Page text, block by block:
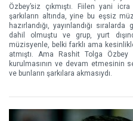
Özbey’siz çıkmıştı. Fiilen yani
şarkıların altında, yine bu eşsiz
hazırlandığı, yayınlandığı
dahil olmuştu ve grup, yurt
müzisyenle, belki farklı ama
atmıştı. Ama Rashit Tolga
kurulmasının ve devam etmesinin
ve bunların şarkılara akmasıydı.